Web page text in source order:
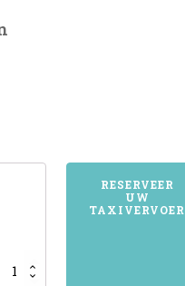
3835STOUTENBURG
RESERVEER
UW
TAXIVERVOER